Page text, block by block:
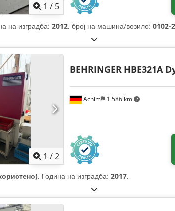
1 / 5
на изградба: 2012, број на машина/возило: 0102-
1 /2
Achim 1.586 km
BEHRINGER HBE321A
, Година на изградба: 2017,